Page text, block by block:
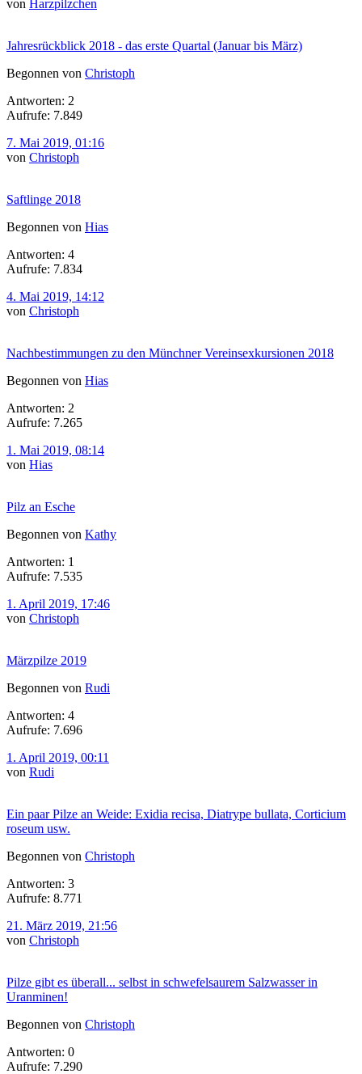
von Harzpilzchen
Jahresrückblick 2018 - das erste Quartal (Januar bis März)
Begonnen von Christoph
Antworten: 2
Aufrufe: 7.849
7. Mai 2019, 01:16
von Christoph
Saftlinge 2018
Begonnen von Hias
Antworten: 4
Aufrufe: 7.834
4. Mai 2019, 14:12
von Christoph
Nachbestimmungen zu den Münchner Vereinsexkursionen 2018
Begonnen von Hias
Antworten: 2
Aufrufe: 7.265
1. Mai 2019, 08:14
von Hias
Pilz an Esche
Begonnen von Kathy
Antworten: 1
Aufrufe: 7.535
1. April 2019, 17:46
von Christoph
Märzpilze 2019
Begonnen von Rudi
Antworten: 4
Aufrufe: 7.696
1. April 2019, 00:11
von Rudi
Ein paar Pilze an Weide: Exidia recisa, Diatrype bullata, Corticium
roseum usw.
Begonnen von Christoph
Antworten: 3
Aufrufe: 8.771
21. März 2019, 21:56
von Christoph
Pilze gibt es überall... selbst in schwefelsaurem Salzwasser in
Uranminen!
Begonnen von Christoph
Antworten: 0
Aufrufe: 7.290